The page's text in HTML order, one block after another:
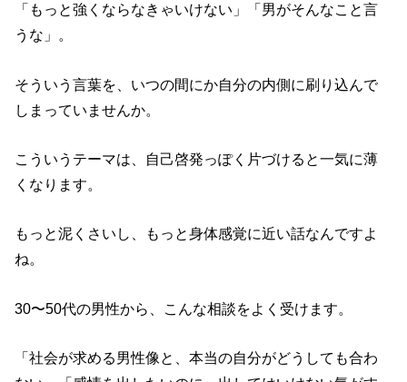
「もっと強くならなきゃいけない」「男がそんなこと言
うな」。
そういう言葉を、いつの間にか自分の内側に刷り込んで
しまっていませんか。
こういうテーマは、自己啓発っぽく片づけると一気に薄
くなります。
もっと泥くさいし、もっと身体感覚に近い話なんですよ
ね。
30〜50代の男性から、こんな相談をよく受けます。
「社会が求める男性像と、本当の自分がどうしても合わ